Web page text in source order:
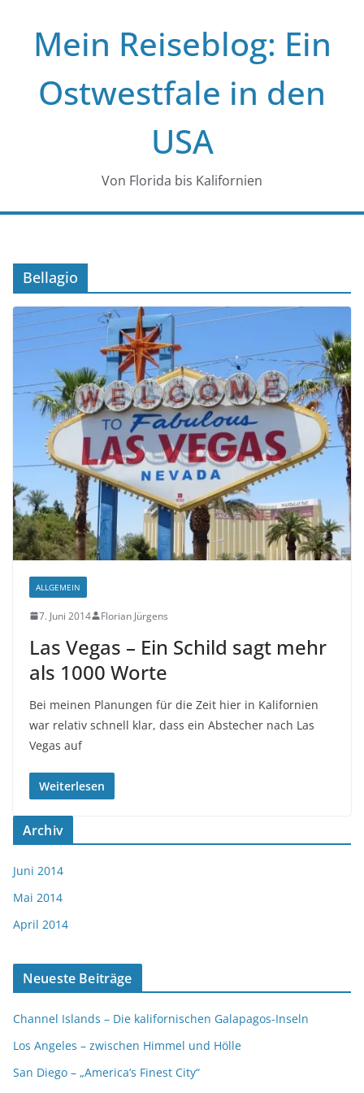
springenMein Reiseblog: Ein
Ostwestfale in den
USA
Von Florida bis Kalifornien
Bellagio
ALLGEMEIN
7. Juni 2014 Florian Jürgens
Las Vegas – Ein Schild sagt mehr
als 1000 Worte
Bei meinen Planungen für die Zeit hier in Kalifornien
war relativ schnell klar, dass ein Abstecher nach Las
Vegas auf
Weiterlesen
Archiv
Juni 2014
Mai 2014
April 2014
Neueste Beiträge
Channel Islands – Die kalifornischen Galapagos-Inseln
Los Angeles – zwischen Himmel und Hölle
San Diego – „America’s Finest City“